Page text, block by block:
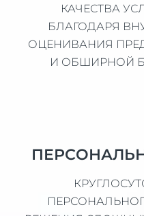
КАЧЕСТВА
БЛАГОДАРЯ
ОЦЕНИВАНИЯ
И ОБШИРНОЙ